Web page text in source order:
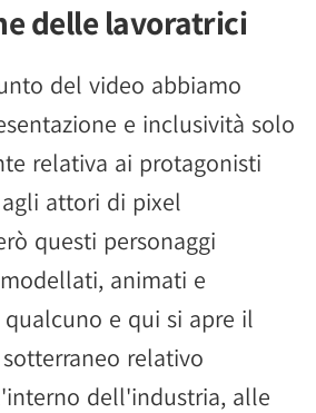
delle lavoratrici
del video abbiamo
e inclusività solo
relativa ai protagonisti
attori di pixel
questi personaggi
animati e
e qui si apre il
relativo
dell'industria, alle